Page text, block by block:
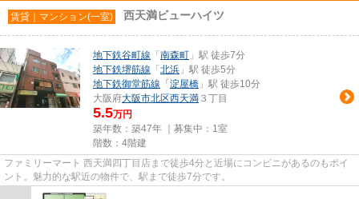
賃貸｜マンション(一室) 西天満ビューハイツ
地下鉄谷町線 「 南森町 」駅 徒歩7分
地下鉄堺筋線 「 北浜 」駅 徒歩5分
地下鉄御堂筋線 「 淀屋橋 」駅 徒歩10分
大阪府大阪市北区西天満 ３丁目
5.5万円
築年数：築47年 ｜募集中： 1室
階数：4階建
ファミリーマート 西天満四丁目店まで徒歩4分と近場にコンビニがあるのもポイ
ント。魅力的な駅近の物件で、駅まで徒歩7分です。